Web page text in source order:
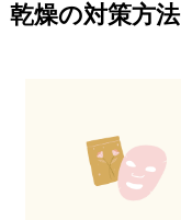
乾燥の対策方法